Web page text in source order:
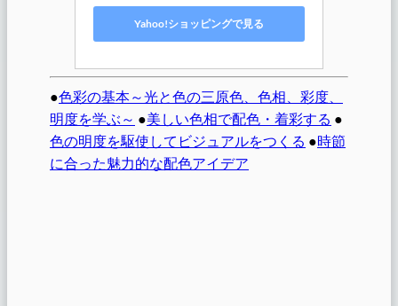
Yahoo!ショッピングで見る
●色彩の基本～光と色の三原色、色相、彩度、
明度を学ぶ～ ●美しい色相で配色・着彩する ●
色の明度を駆使してビジュアルをつくる ●時節
に合った魅力的な配色アイデア